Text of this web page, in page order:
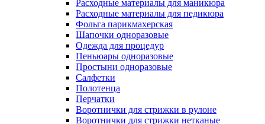
Расходные материалы для маникюра
Расходные материалы для педикюра
Фольга парикмахерская
Шапочки одноразовые
Одежда для процедур
Пеньюары одноразовые
Простыни одноразовые
Салфетки
Полотенца
Перчатки
Воротнички для стрижки в рулоне
Воротнички для стрижки нетканые